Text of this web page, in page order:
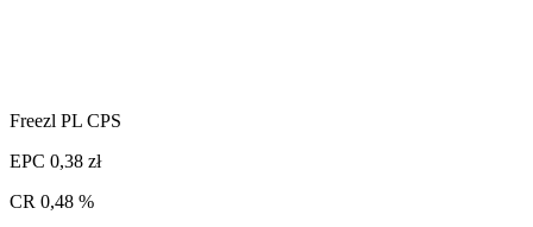
Freezl PL CPS
EPC 0,38 zł
CR 0,48 %